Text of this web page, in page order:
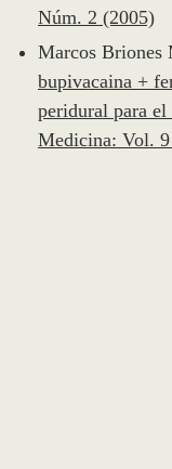
Núm. 2 (2005)
Marcos Briones
bupivacaina +
peridural para
Medicina: Vol.